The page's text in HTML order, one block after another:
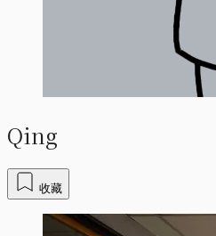
Qing
收藏